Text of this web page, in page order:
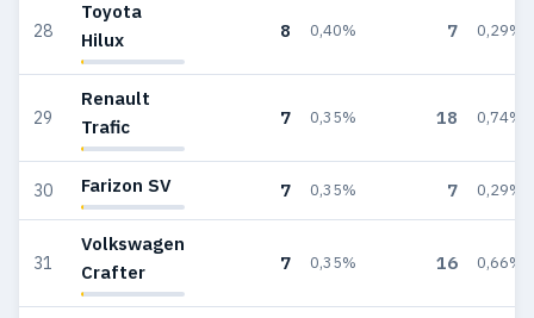
28
Toyota
Hilux
8 0,40% 7 0,29%
29
Renault
Trafic
7 0,35% 18 0,74%
30 Farizon SV 7 0,35% 7 0,29%
31
Volkswagen
Crafter
7 0,35% 16 0,66%